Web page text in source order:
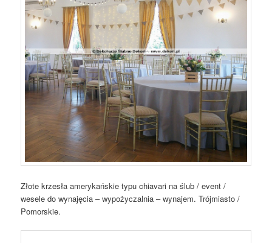
Złote krzesła amerykańskie typu chiavari na ślub / event /
wesele do wynajęcia – wypożyczalnia – wynajem. Trójmiasto /
Pomorskie.